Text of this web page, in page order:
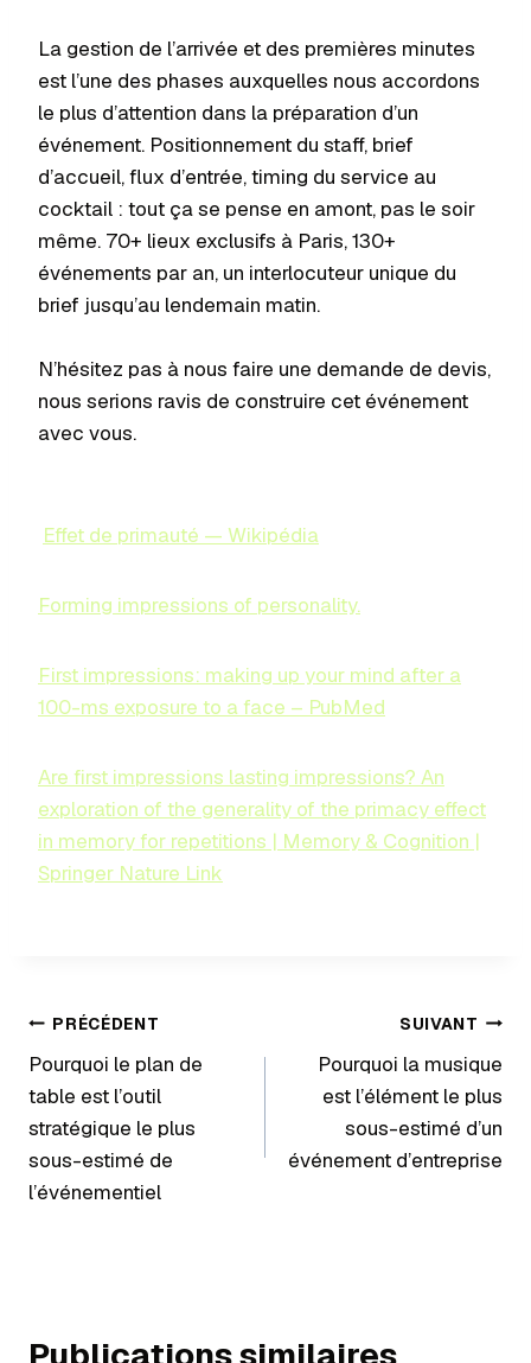
La gestion de l’arrivée et des premières minutes
est l’une des phases auxquelles nous accordons
le plus d’attention dans la préparation d’un
événement. Positionnement du staff, brief
d’accueil, flux d’entrée, timing du service au
cocktail : tout ça se pense en amont, pas le soir
même. 70+ lieux exclusifs à Paris, 130+
événements par an, un interlocuteur unique du
brief jusqu’au lendemain matin.
N’hésitez pas à nous faire une demande de devis,
nous serions ravis de construire cet événement
avec vous.
Effet de primauté — Wikipédia
Forming impressions of personality.
First impressions: making up your mind after a
100-ms exposure to a face – PubMed
Are first impressions lasting impressions? An
exploration of the generality of the primacy effect
in memory for repetitions | Memory & Cognition |
Springer Nature Link
PRÉCÉDENT
Pourquoi le plan de
table est l’outil
stratégique le plus
sous-estimé de
l’événementiel
SUIVANT
Pourquoi la musique
est l’élément le plus
sous-estimé d’un
événement d’entreprise